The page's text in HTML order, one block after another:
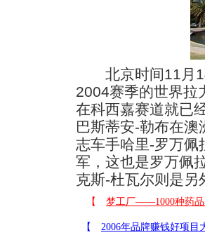
北京时间11月14
2004赛季的世界拉
在科西嘉赛道就已
巴斯蒂安-勒布在
志车手哈里-罗万佩
军，这也是罗万佩
克斯-杜瓦尔则是另